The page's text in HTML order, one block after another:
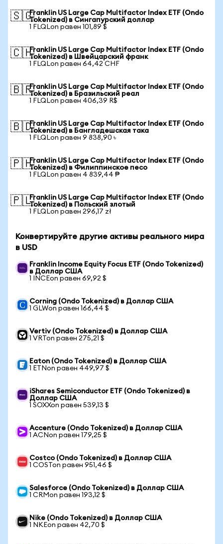
🇸🇬Franklin US Large Cap Multifactor Index ETF (Ondo
Tokenized) в Сингапурский доллар
1 FLQLon равен 101,89 $
🇨🇭Franklin US Large Cap Multifactor Index ETF (Ondo
Tokenized) в Швейцарский франк
1 FLQLon равен 64,42 CHF
🇧🇷Franklin US Large Cap Multifactor Index ETF (Ondo
Tokenized) в Бразильский реал
1 FLQLon равен 406,39 R$
🇧🇩Franklin US Large Cap Multifactor Index ETF (Ondo
Tokenized) в Бангладешская така
1 FLQLon равен 9 838,90 ৳
🇵🇭Franklin US Large Cap Multifactor Index ETF (Ondo
Tokenized) в Филиппинское песо
1 FLQLon равен 4 839,44 ₱
🇵🇱Franklin US Large Cap Multifactor Index ETF (Ondo
Tokenized) в Польский злотый
1 FLQLon равен 296,17 zł
Конвертируйте другие активы реального мира
в USD
Franklin Income Equity Focus ETF (Ondo Tokenized)
в Доллар США
1 INCEon равен 69,92 $
Corning (Ondo Tokenized) в Доллар США
1 GLWon равен 166,44 $
Vertiv (Ondo Tokenized) в Доллар США
1 VRTon равен 275,21 $
Eaton (Ondo Tokenized) в Доллар США
1 ETNon равен 449,97 $
iShares Semiconductor ETF (Ondo Tokenized) в
Доллар США
1 SOXXon равен 539,13 $
Accenture (Ondo Tokenized) в Доллар США
1 ACNon равен 179,25 $
Costco (Ondo Tokenized) в Доллар США
1 COSTon равен 951,46 $
Salesforce (Ondo Tokenized) в Доллар США
1 CRMon равен 193,12 $
Nike (Ondo Tokenized) в Доллар США
1 NKEon равен 42,70 $